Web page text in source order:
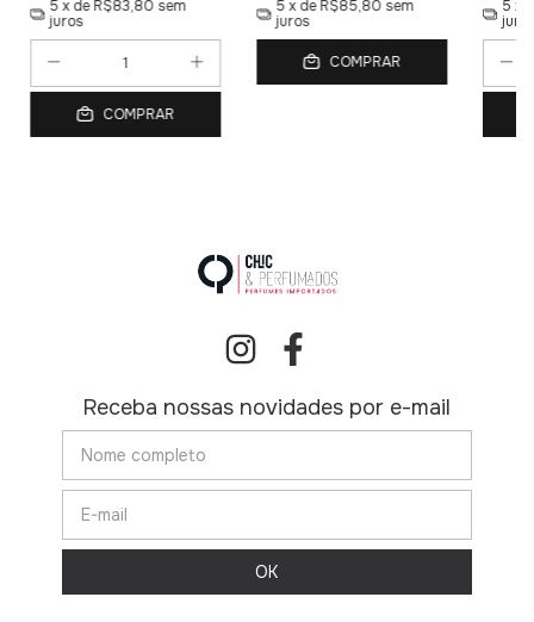
5x de R$83,80 sem
juros
COMPRAR
5 x de R$85,80 sem
juros
COMPRAR
5 x
Receba nossas novidades por e-mail